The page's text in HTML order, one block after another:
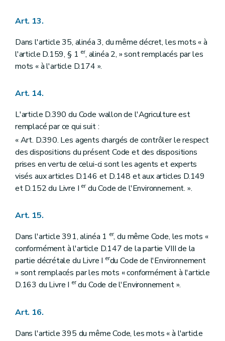
Art. 13.
Dans l'article 35, alinéa 3, du même décret, les mots « à
l'article D.159, § 1 er, alinéa 2, » sont remplacés par les
mots « à l'article D.174 ».
Art. 14.
L'article D.390 du Code wallon de l'Agriculture est
remplacé par ce qui suit :
« Art. D.390. Les agents chargés de contrôler le respect
des dispositions du présent Code et des dispositions
prises en vertu de celui-ci sont les agents et experts
visés aux articles D.146 et D.148 et aux articles D.149
et D.152 du Livre I erdu Code de l'Environnement. ».
Art. 15.
Dans l'article 391, alinéa 1 er, du même Code, les mots «
conformément à l'article D.147 de la partie VIII de la
partie décrétale du Livre I erdu Code de l'Environnement
» sont remplacés par les mots « conformément à l'article
D.163 du Livre I erdu Code de l'Environnement ».
Art. 16.
Dans l'article 395 du même Code, les mots « à l'article